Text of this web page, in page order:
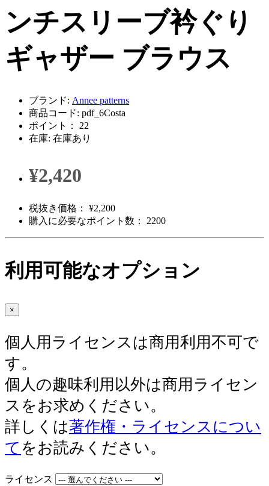
ンチスリーブ衿ぐり
ギャザー ブラウス
ブランド: Annee patterns
商品コード: pdf_6Costa
ポイント： 22
在庫: 在庫あり
¥2,420
税抜き価格： ¥2,200
購入に必要なポイント数： 2200
利用可能なオプション
×
個人用ライセンスは商用利用不可で
す。
個人の趣味利用以外は商用ライセン
スをお求めください。
詳しくは著作権・ライセンスについ
て をお読みください。
ライセンス